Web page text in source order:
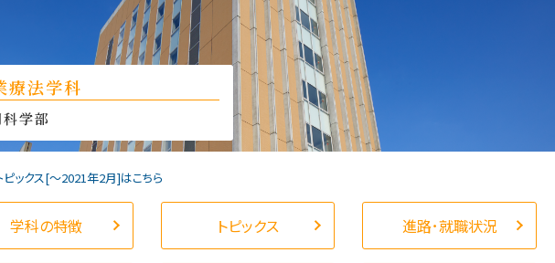
療法学科
科学部
ックス[〜2021年2月]はこちら
学科の特徴 トピックス 進路･就職状況